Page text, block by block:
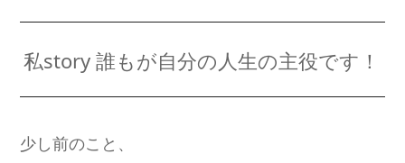
私story 誰もが自分の人生の主役です！
少し前のこと、